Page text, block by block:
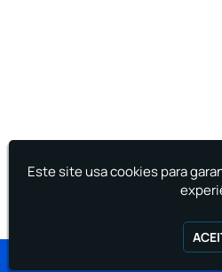
Este site usa cookies para